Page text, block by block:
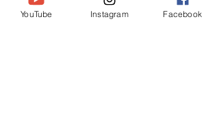
YouTube Instagram Facebook